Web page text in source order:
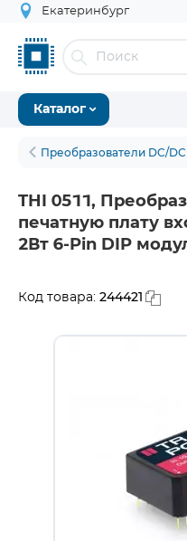
Екатеринбург
Каталог
Преобразователи DC/
THI 0511,
печатную плату
2Вт 6-Pin DIP
Код товара: 244421